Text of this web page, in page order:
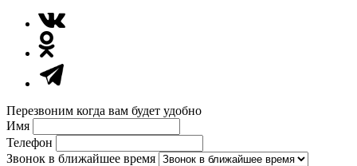
Перезвоним когда вам будет удобно
Имя
Телефон
Звонок в ближайшее время